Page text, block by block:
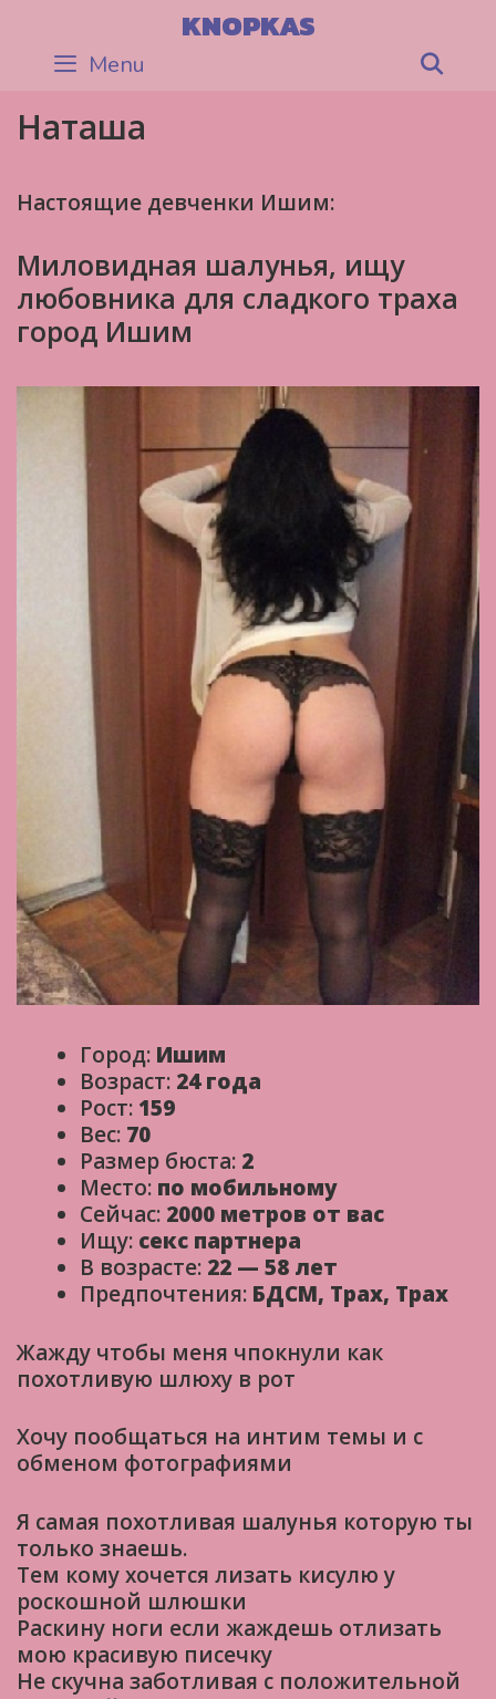
content
KNOPKAS
Menu
Наташа
Настоящие девченки Ишим:
Миловидная шалунья, ищу
любовника для сладкого траха
город Ишим
Город: Ишим
Возраст: 24 года
Рост: 159
Вес: 70
Размер бюста: 2
Место: по мобильному
Сейчас: 2000 метров от вас
Ищу: секс партнера
В возрасте: 22 — 58 лет
Предпочтения: БДСМ, Трах, Трах
Жажду чтобы меня чпокнули как
похотливую шлюху в рот
Хочу пообщаться на интим темы и с
обменом фотографиями
Я самая похотливая шалунья которую ты
только знаешь.
Тем кому хочется лизать кисулю у
роскошной шлюшки
Раскину ноги если жаждешь отлизать
мою красивую писечку
Не скучна заботливая с положительной